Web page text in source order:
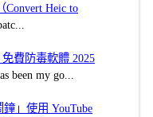
Heic to
費防毒軟體 2025
been my go...
鐘」使用 YouTube